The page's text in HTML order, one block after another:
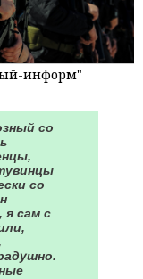
информ"
со
со
я сам с